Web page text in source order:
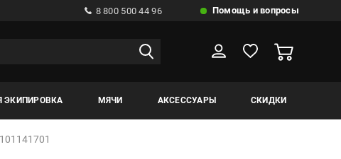
8 800 500 44 96 Помощь и вопросы
ЭКИПИРОВКА МЯЧИ АКСЕССУАРЫ СКИДКИ